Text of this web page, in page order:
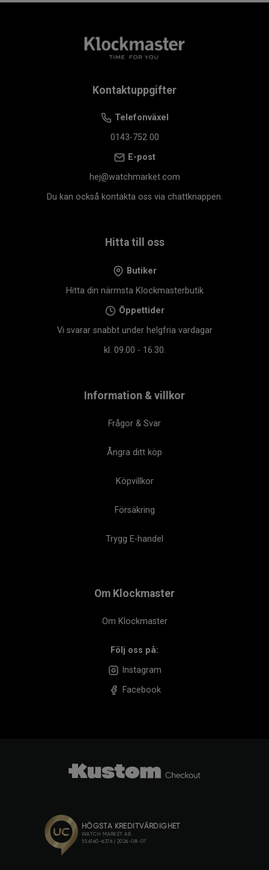
Kontaktuppgifter
Telefonväxel
0143-752 00
E-post
hej@watchmarket.com
Du kan också kontakta oss via chattknappen.
Hitta till oss
Butiker
Hitta din närmsta Klockmasterbutik
Öppettider
Vi svarar snabbt under helgfria vardagar
kl. 09.00 - 16.30.
Information & villkor
Frågor & Svar
Ångra ditt köp
Köpvillkor
Försäkring
Trygg E-handel
Om Klockmaster
Om Klockmaster
Följ oss på:
Instagram
Facebook